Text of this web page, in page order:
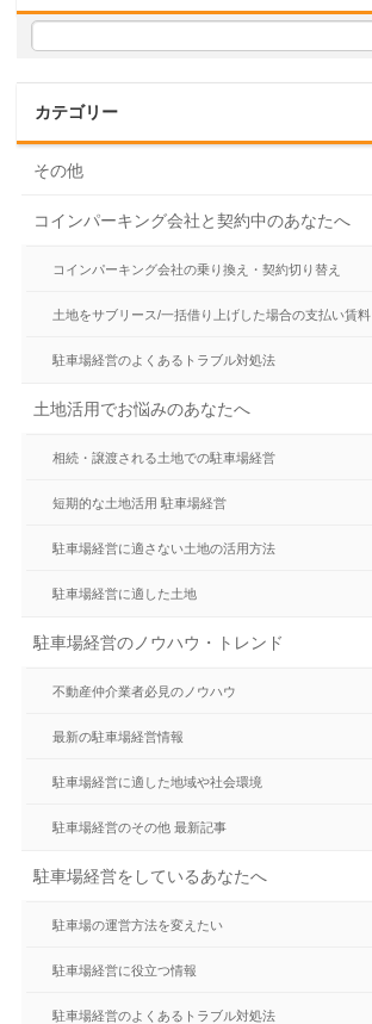
カテゴリー
その他
コインパーキング会社と契約中のあなたへ
コインパーキング会社の乗り換え・契約切り替え
土地をサブリース/一括借り上げした場合の支払い賃料
駐車場経営のよくあるトラブル対処法
土地活用でお悩みのあなたへ
相続・譲渡される土地での駐車場経営
短期的な土地活用 駐車場経営
駐車場経営に適さない土地の活用方法
駐車場経営に適した土地
駐車場経営のノウハウ・トレンド
不動産仲介業者必見のノウハウ
最新の駐車場経営情報
駐車場経営に適した地域や社会環境
駐車場経営のその他 最新記事
駐車場経営をしているあなたへ
駐車場の運営方法を変えたい
駐車場経営に役立つ情報
駐車場経営のよくあるトラブル対処法